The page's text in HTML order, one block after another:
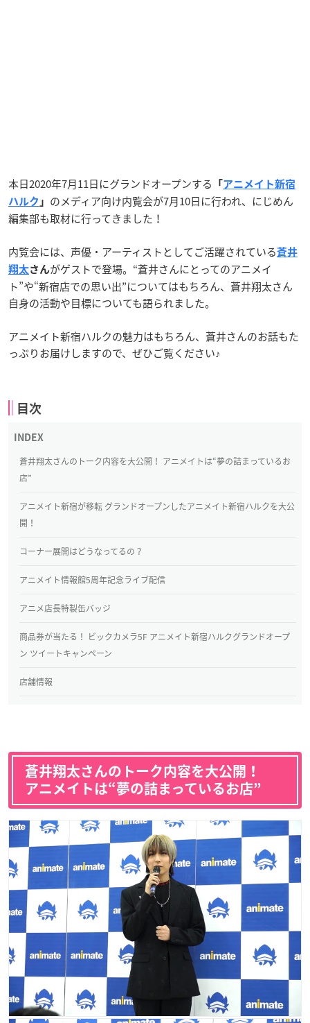
本日2020年7月11日にグランドオープンする 「 アニメイト新宿
ハルク 」 のメディア向け内覧会が7月10日に行われ、にじめん
編集部も取材に行ってきました！
内覧会には、声優・アーティストとしてご活躍されている蒼井
翔太さんがゲストで登場。“蒼井さんにとってのアニメイ
ト”や“新宿店での思い出”についてはもちろん、蒼井翔太さん
自身の活動や目標についても語られました。
アニメイト新宿ハルクの魅力はもちろん、蒼井さんのお話もた
っぷりお届けしますので、ぜひご覧ください♪
目次
蒼井翔太さんのトーク内容を大公開！ アニメイトは“夢の詰まっているお
店”
アニメイト新宿が移転 グランドオープンしたアニメイト新宿ハルクを大公
開！
コーナー展開はどうなってるの？
アニメイト情報館5周年記念ライブ配信
アニメ店長特製缶バッジ
商品券が当たる！ ビックカメラ5F アニメイト新宿ハルクグランドオープ
ン ツイートキャンペーン
店舗情報
蒼井翔太さんのトーク内容を大公開！
アニメイトは“夢の詰まっているお店”